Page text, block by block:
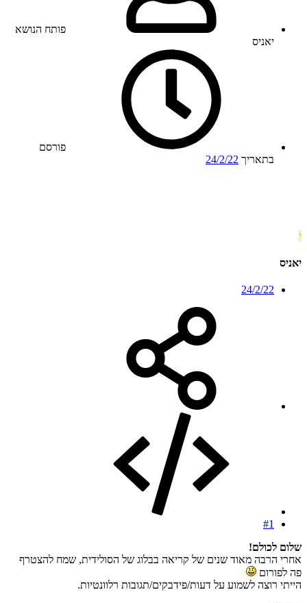
פותח הנושא
יאניס
פורסם
בתאריך 24/2/22
י
יאניס
24/2/22
#1
שלום לכולם!
אחרי הרבה מאוד שנים של קריאה בבלוג של הסולידית, שמח להצטרף
פה לפורום
הייתי רוצה לשמוע על דעות/פידבקים/תגובות רלוונטיות.